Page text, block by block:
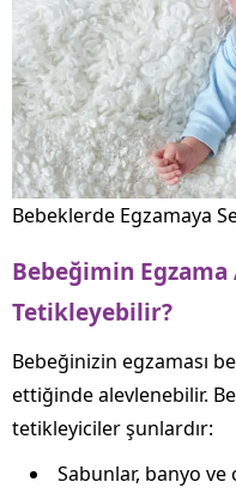
Bebeklerde Egzamaya
Bebeğimin
Tetikleyebilir?
Bebeğinizin egzaması
ettiğinde alevlenebilir.
tetikleyiciler şunlardır:
Sabunlar, banyo ve